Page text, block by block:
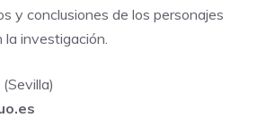
y conclusiones de los personajes
investigación.
(Sevilla)